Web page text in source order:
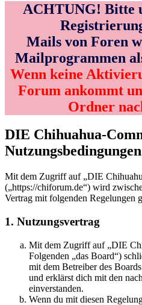
ACHTUNG! Bitte
Mails von Foren
Mailprogrammen
Wenn keine
Forum ankommt
Ordner
DIE Chihuahua-
Nutzungsbedingungen
Mit dem Zugriff auf „DIE
(„https://chiforum.de“) wird
Vertrag mit folgenden Regelungen
1. Nutzungsvertrag
Mit dem Zugriff auf „DIE
Folgenden „das Board“)
mit dem Betreiber des
und erklärst dich mit den
einverstanden.
Wenn du mit diesen